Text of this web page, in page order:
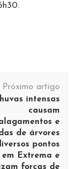
Próximo artigo
intensas
causam
e
de árvores
pontos
em Extrema e
forças de